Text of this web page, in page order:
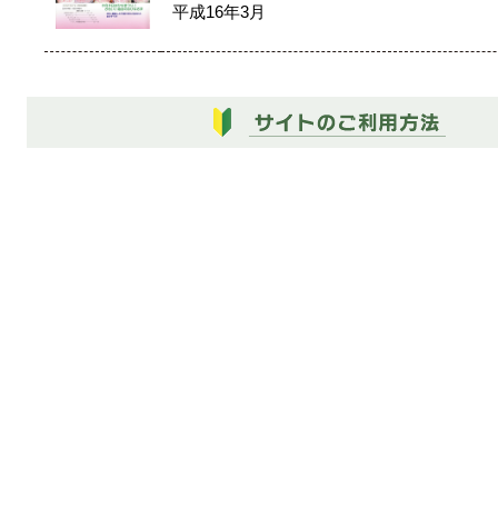
平成16年3月